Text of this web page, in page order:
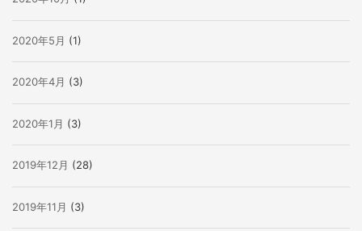
2020年5月 (1)
2020年4月 (3)
2020年1月 (3)
2019年12月 (28)
2019年11月 (3)